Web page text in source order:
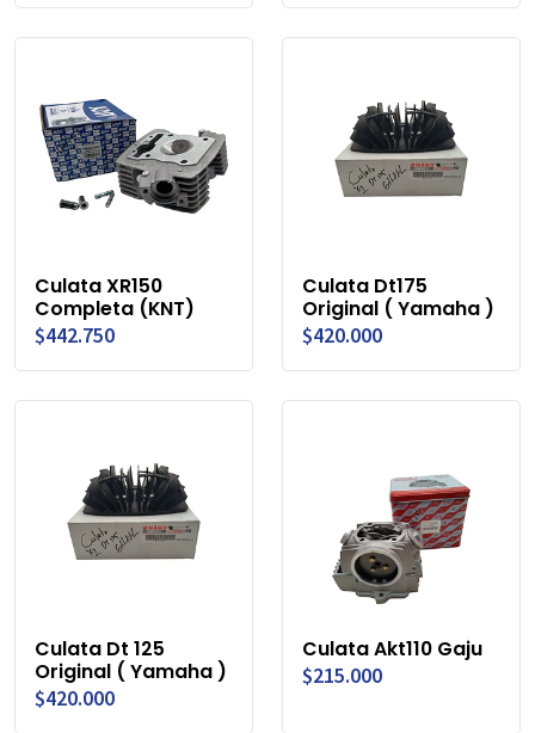
Culata XR150
Completa (KNT)
$442.750
Culata Dt175
Original ( Yamaha )
$420.000
Culata Dt 125
Original ( Yamaha )
$420.000
Culata Akt110 Gaju
$215.000